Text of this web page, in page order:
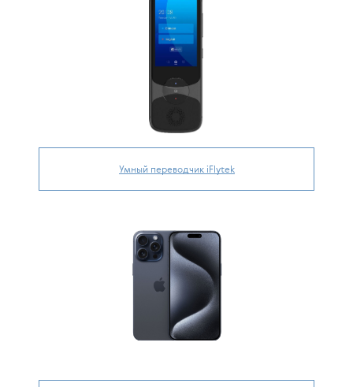
Умный переводчик iFlytek